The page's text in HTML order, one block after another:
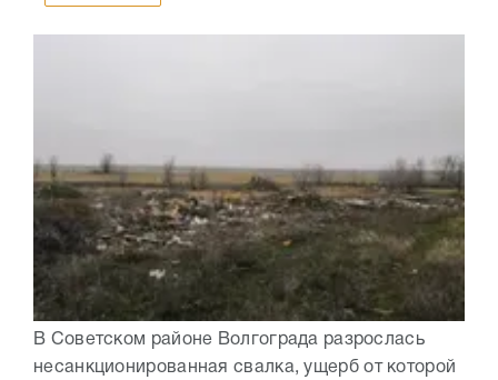
В Советском районе Волгограда разрослась
несанкционированная свалка, ущерб от которой